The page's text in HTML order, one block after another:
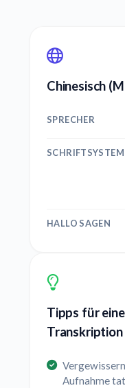
Chinesisch
SPRECHER
SCHRIFTSYSTEM
HALLO SAGEN
Tipps für
Transkription
Aufnahme